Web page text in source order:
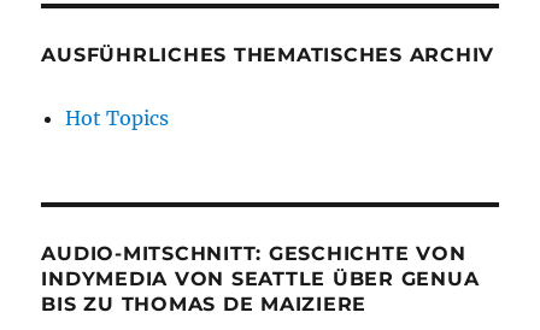
AUSFÜHRLICHES THEMATISCHES ARCHIV
Hot Topics
AUDIO-MITSCHNITT: GESCHICHTE VON
INDYMEDIA VON SEATTLE ÜBER GENUA
BIS ZU THOMAS DE MAIZIERE